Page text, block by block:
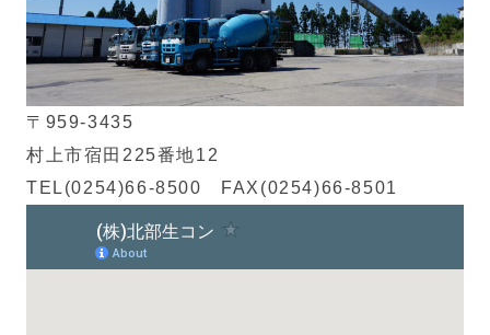
〒959-3435
村上市宿田225番地12
TEL(0254)66-8500 FAX(0254)66-8501